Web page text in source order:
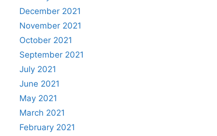
December 2021
November 2021
October 2021
September 2021
July 2021
June 2021
May 2021
March 2021
February 2021